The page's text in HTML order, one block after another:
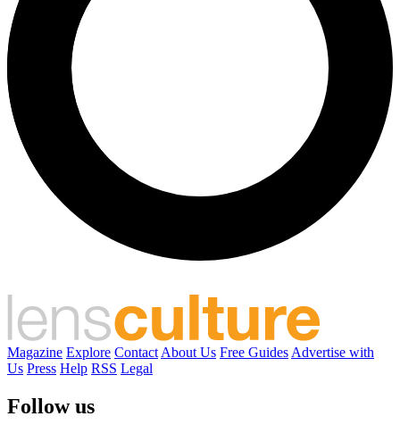
Magazine Explore Contact About Us Free Guides Advertise with
Us Press Help RSS Legal
Follow us